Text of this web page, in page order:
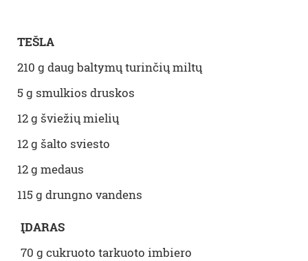
TEŠLA
210 g daug baltymų turinčių miltų
5 g smulkios druskos
12 g šviežių mielių
12 g šalto sviesto
12 g medaus
115 g drungno vandens
ĮDARAS
70 g cukruoto tarkuoto imbiero